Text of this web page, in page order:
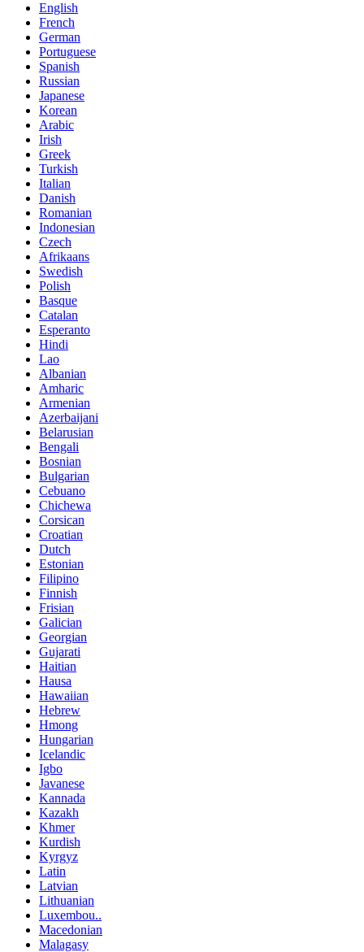
English
French
German
Portuguese
Spanish
Russian
Japanese
Korean
Arabic
Irish
Greek
Turkish
Italian
Danish
Romanian
Indonesian
Czech
Afrikaans
Swedish
Polish
Basque
Catalan
Esperanto
Hindi
Lao
Albanian
Amharic
Armenian
Azerbaijani
Belarusian
Bengali
Bosnian
Bulgarian
Cebuano
Chichewa
Corsican
Croatian
Dutch
Estonian
Filipino
Finnish
Frisian
Galician
Georgian
Gujarati
Haitian
Hausa
Hawaiian
Hebrew
Hmong
Hungarian
Icelandic
Igbo
Javanese
Kannada
Kazakh
Khmer
Kurdish
Kyrgyz
Latin
Latvian
Lithuanian
Luxembou..
Macedonian
Malagasy